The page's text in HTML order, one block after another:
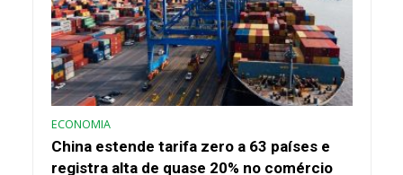
ECONOMIA
China estende tarifa zero a 63 países e
registra alta de quase 20% no comércio